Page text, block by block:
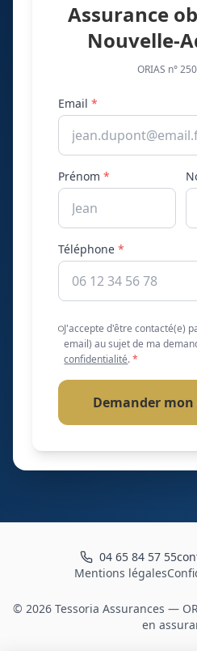
Assurance
Nouvelle-
ORIAS n°
Email *
Prénom *
Téléphone *
J'accepte d'être contacté(e)
email) au sujet de ma
confidentialité.*
Demander
04 65 84 57 55
Mentions légales
© 2026 Tessoria Assurances —
en